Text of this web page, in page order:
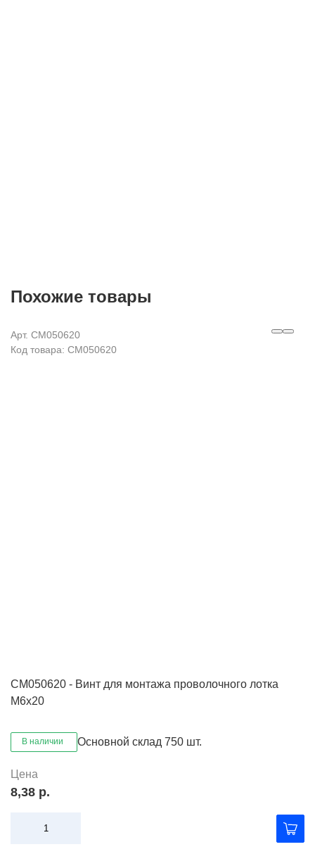
Похожие товары
Арт. CM050620
Код товара: CM050620
CM050620 - Винт для монтажа проволочного лотка
М6х20
В наличии Основной склад 750 шт.
Цена
8,38 р.